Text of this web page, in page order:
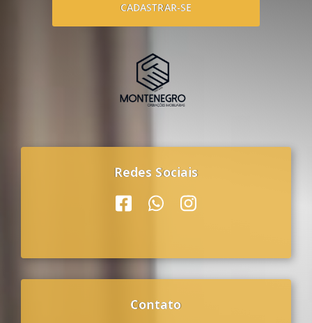
CADASTRAR-SE
Redes Sociais
Contato